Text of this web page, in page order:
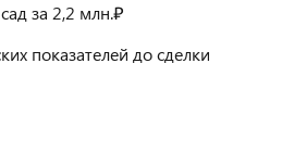
за 2,2 млн.₽
показателей до сделки